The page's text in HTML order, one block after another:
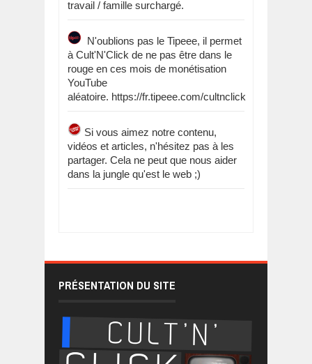
travail / famille surchargé.
N'oublions pas le Tipeee, il permet
à Cult'N'Click de ne pas être dans le
rouge en ces mois de monétisation
YouTube
aléatoire. https://fr.tipeee.com/cultnclick
Si vous aimez notre contenu,
vidéos et articles, n'hésitez pas à les
partager. Cela ne peut que nous aider
dans la jungle qu'est le web ;)
PRÉSENTATION DU SITE